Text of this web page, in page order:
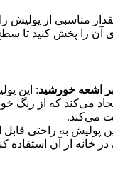
مناسبی از پولیش
آن را پخش کنید تا
اشعه خورشید: این
می‌کند که از رنگ
می‌کند.
پولیش به راحتی
خانه از آن استفاده